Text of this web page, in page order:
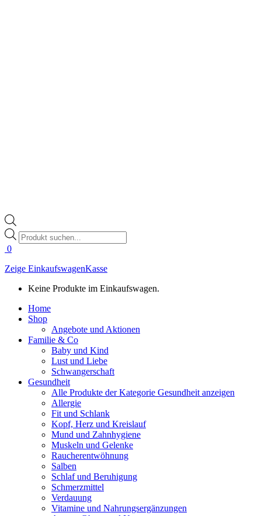
Products
search
0
Zeige EinkaufswagenKasse
Keine Produkte im Einkaufswagen.
Home
Shop
Angebote und Aktionen
Familie & Co
Baby und Kind
Lust und Liebe
Schwangerschaft
Gesundheit
Alle Produkte der Kategorie Gesundheit anzeigen
Allergie
Fit und Schlank
Kopf, Herz und Kreislauf
Mund und Zahnhygiene
Muskeln und Gelenke
Raucherentwöhnung
Salben
Schlaf und Beruhigung
Schmerzmittel
Verdauung
Vitamine und Nahrungsergänzungen